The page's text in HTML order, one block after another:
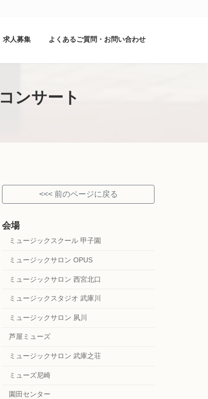
求人募集 よくあるご質問・お問い合わせ
ンサート
会場
ミュージックスクール 甲子園
ミュージックサロン OPUS
ミュージックサロン 西宮北口
ミュージックスタジオ 武庫川
ミュージックサロン 夙川
芦屋ミューズ
ミュージックサロン 武庫之荘
ミューズ尼崎
園田センター